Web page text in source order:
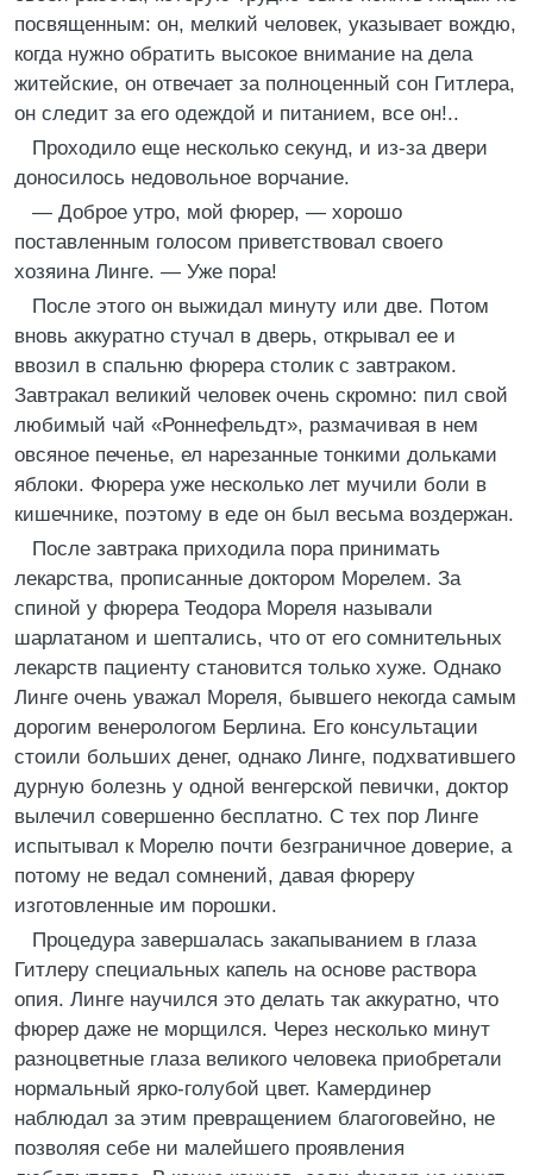
посвященным: он, мелкий человек, указывает вождю,
когда нужно обратить высокое внимание на дела
житейские, он отвечает за полноценный сон Гитлера,
он следит за его одеждой и питанием, все он!..
Проходило еще несколько секунд, и из-за двери
доносилось недовольное ворчание.
— Доброе утро, мой фюрер, — хорошо
поставленным голосом приветствовал своего
хозяина Линге. — Уже пора!
После этого он выжидал минуту или две. Потом
вновь аккуратно стучал в дверь, открывал ее и
ввозил в спальню фюрера столик с завтраком.
Завтракал великий человек очень скромно: пил свой
любимый чай «Роннефельдт», размачивая в нем
овсяное печенье, ел нарезанные тонкими дольками
яблоки. Фюрера уже несколько лет мучили боли в
кишечнике, поэтому в еде он был весьма воздержан.
После завтрака приходила пора принимать
лекарства, прописанные доктором Морелем. За
спиной у фюрера Теодора Мореля называли
шарлатаном и шептались, что от его сомнительных
лекарств пациенту становится только хуже. Однако
Линге очень уважал Мореля, бывшего некогда самым
дорогим венерологом Берлина. Его консультации
стоили больших денег, однако Линге, подхватившего
дурную болезнь у одной венгерской певички, доктор
вылечил совершенно бесплатно. С тех пор Линге
испытывал к Морелю почти безграничное доверие, а
потому не ведал сомнений, давая фюреру
изготовленные им порошки.
Процедура завершалась закапыванием в глаза
Гитлеру специальных капель на основе раствора
опия. Линге научился это делать так аккуратно, что
фюрер даже не морщился. Через несколько минут
разноцветные глаза великого человека приобретали
нормальный ярко-голубой цвет. Камердинер
наблюдал за этим превращением благоговейно, не
позволяя себе ни малейшего проявления